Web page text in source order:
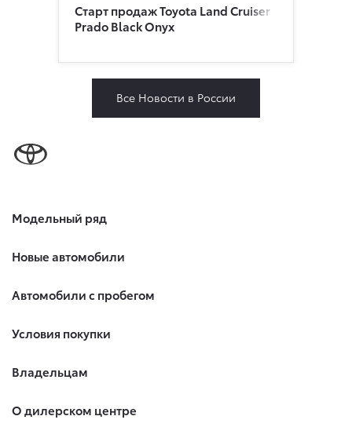
Старт продаж Toyota Land Cruiser
Prado Black Onyx
Все Новости в России
Модельный ряд
Новые автомобили
Автомобили с пробегом
Условия покупки
Владельцам
О дилерском центре